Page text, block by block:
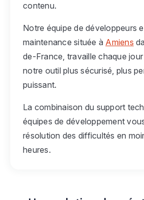
contenu.
Notre équipe de développeurs
maintenance située à Amiens
de-France, travaille chaque
notre outil plus sécurisé, plus
puissant.
La combinaison du support
équipes de développement
résolution des difficultés en
heures.